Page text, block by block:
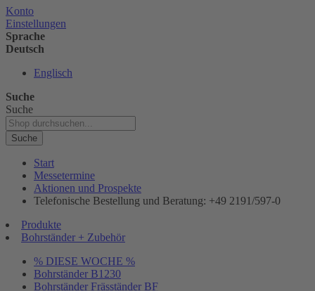
Konto
Einstellungen
Sprache
Deutsch
Englisch
Suche
Suche
Suche
Start
Messetermine
Aktionen und Prospekte
Telefonische Bestellung und Beratung: +49 2191/597-0
Produkte
Bohrständer + Zubehör
% DIESE WOCHE %
Bohrständer B1230
Bohrständer Fräsständer BF